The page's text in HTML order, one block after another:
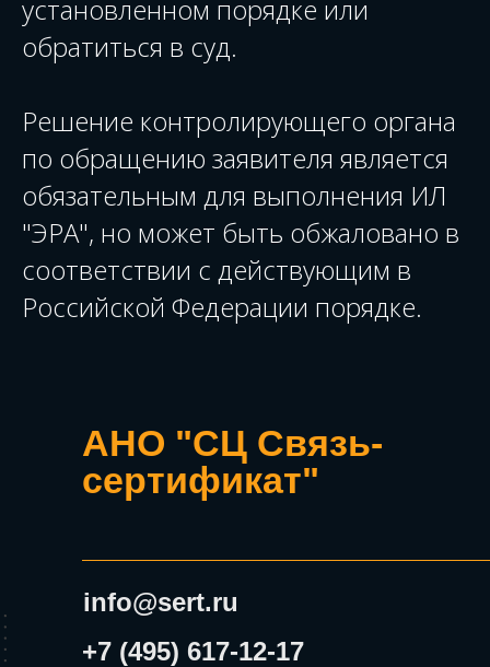
установленном порядке или
обратиться в суд.
Решение контролирующего органа
по обращению заявителя является
обязательным для выполнения ИЛ
"ЭРА", но может быть обжаловано в
соответствии с действующим в
Российской Федерации порядке.
АНО "СЦ Связь-
сертификат"
info@sert.ru
+7 (495) 617-12-17